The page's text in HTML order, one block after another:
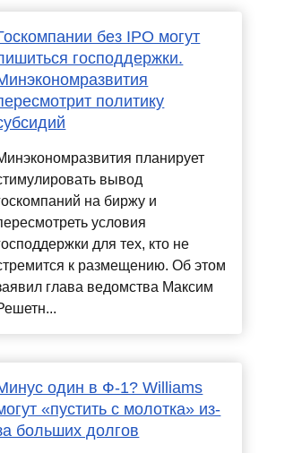
без IPO могут
господдержки.
политику
планирует
вывод
на биржу и
условия
для тех, кто не
к размещению. Об этом
глава ведомства Максим
один в Ф-1? Williams
«пустить с молотка» из-
больших долгов